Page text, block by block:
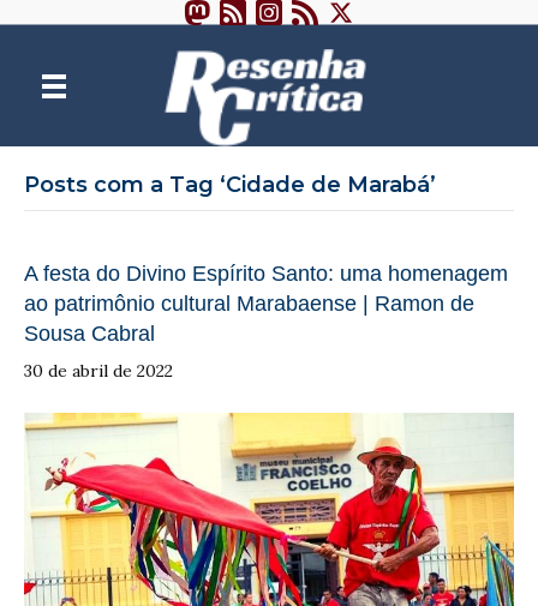
Posts com a Tag ‘Cidade de Marabá’
A festa do Divino Espírito Santo: uma homenagem
ao patrimônio cultural Marabaense | Ramon de
Sousa Cabral
30 de abril de 2022